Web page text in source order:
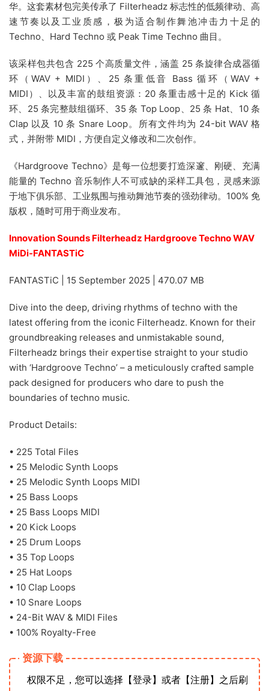
华。这套素材包完美传承了 Filterheadz 标志性的低频律动、高
速节奏以及工业质感，极为适合制作舞池冲击力十足的
Techno、Hard Techno 或 Peak Time Techno 曲目。
该采样包共包含 225 个高质量文件，涵盖 25 条旋律合成器循
环（WAV + MIDI）、25 条重低音 Bass 循环（WAV +
MIDI）、以及丰富的鼓组资源：20 条重击感十足的 Kick 循
环、25 条完整鼓组循环、35 条 Top Loop、25 条 Hat、10 条
Clap 以及 10 条 Snare Loop。所有文件均为 24-bit WAV 格
式，并附带 MIDI，方便自定义修改和二次创作。
《Hardgroove Techno》是每一位想要打造深邃、刚硬、充满
能量的 Techno 音乐制作人不可或缺的采样工具包，灵感来源
于地下俱乐部、工业氛围与推动舞池节奏的强劲律动。100% 免
版权，随时可用于商业发布。
Innovation Sounds Filterheadz Hardgroove Techno WAV
MiDi-FANTASTiC
FANTASTiC | 15 September 2025 | 470.07 MB
Dive into the deep, driving rhythms of techno with the
latest offering from the iconic Filterheadz. Known for their
groundbreaking releases and unmistakable sound,
Filterheadz brings their expertise straight to your studio
with ‘Hardgroove Techno’ – a meticulously crafted sample
pack designed for producers who dare to push the
boundaries of techno music.
Product Details:
• 225 Total Files
• 25 Melodic Synth Loops
• 25 Melodic Synth Loops MIDI
• 25 Bass Loops
• 25 Bass Loops MIDI
• 20 Kick Loops
• 25 Drum Loops
• 35 Top Loops
• 25 Hat Loops
• 10 Clap Loops
• 10 Snare Loops
• 24-Bit WAV & MIDI Files
• 100% Royalty-Free
资源下载
权限不足，您可以选择【登录】或者【注册】之后刷